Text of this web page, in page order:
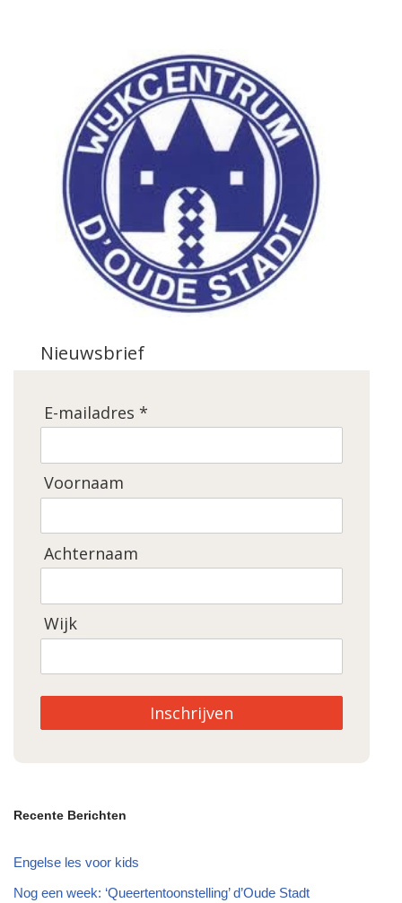
Nieuwsbrief
E-mailadres *
Voornaam
Achternaam
Wijk
Inschrijven
Recente Berichten
Engelse les voor kids
Nog een week: ‘Queertentoonstelling’ d’Oude Stadt